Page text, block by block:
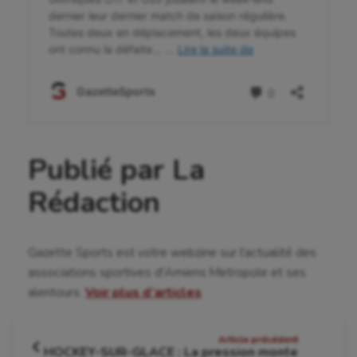
Publié par La
Rédaction
Gazette Sports est votre webzine sur l'actualité des
associations sportives d'Amiens Metropole et ses
alentours. Voir plus d’articles
Navigation
Article
Article précédent
HOCKEY-SUR-GLACE : La pression monte